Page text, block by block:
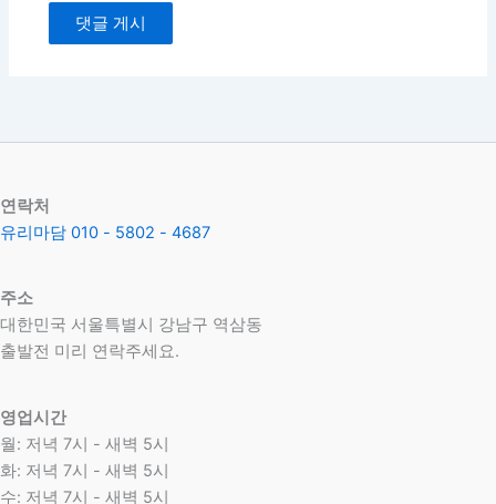
연락처
유리마담 010 - 5802 - 4687
주소
대한민국 서울특별시 강남구 역삼동
​출발전 미리 연락주세요.
영업시간
월: 저녁 7시 - 새벽 5시
화: 저녁 7시 - 새벽 5시
수: 저녁 7시 - 새벽 5시